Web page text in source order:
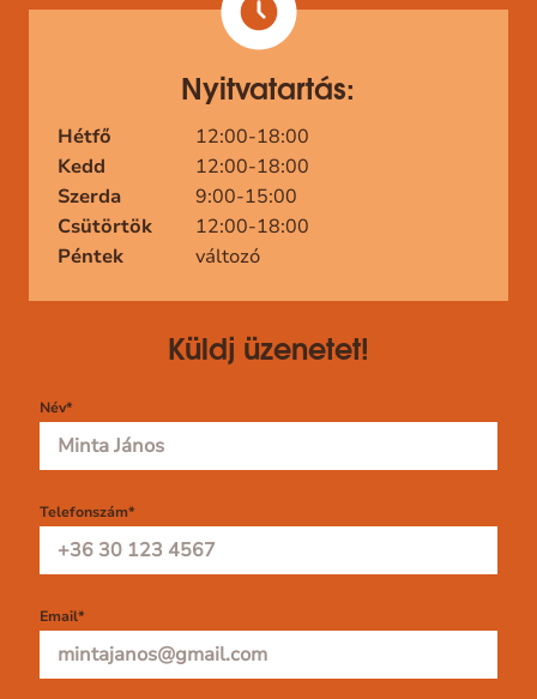
Nyitvatartás:
Hétfő
12:00-18:00
Kedd
12:00-18:00
Szerda
9:00-15:00
Csütörtök
12:00-18:00
Péntek
változó
Küldj üzenetet!
Név*
Telefonszám*
Email*